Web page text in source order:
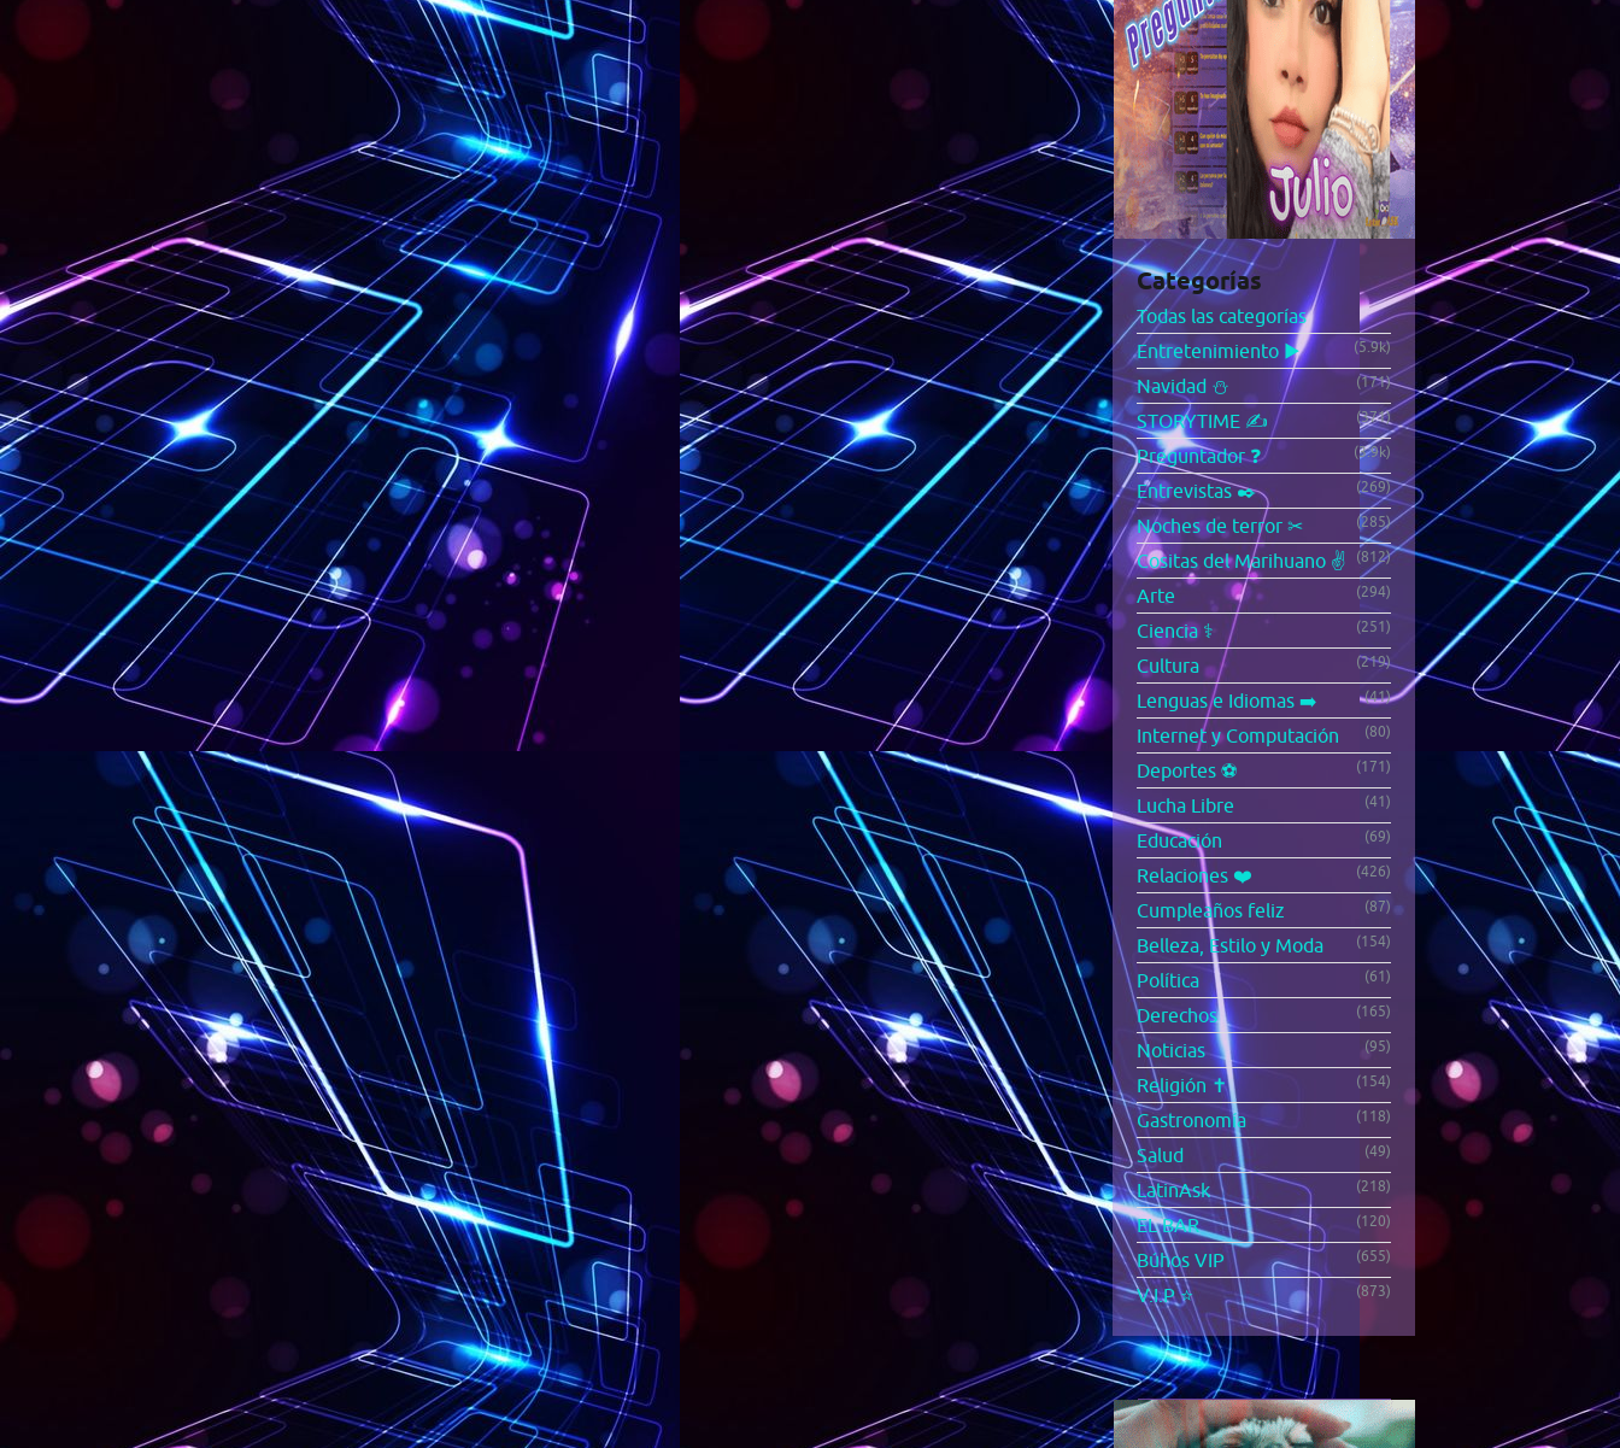
Categorías
Todas las categorías
Entretenimiento ▶️
(5.9k)
Navidad ⛄ (171)
STORYTIME ✍️ (371)
Preguntador ❓ (3.9k)
Entrevistas ✒️ (269)
Noches de terror ✂ (285)
Cositas del Marihuano ✌️ (812)
Arte (294)
Ciencia ⚕️ (251)
Cultura (219)
Lenguas e Idiomas ➡️ (41)
Internet y Computación (80)
Deportes ⚽ (171)
Lucha Libre (41)
Educación (69)
Relaciones ❤️ (426)
Cumpleaños feliz (87)
Belleza, Estilo y Moda (154)
Política (61)
Derechos (165)
Noticias (95)
Religión ✝️ (154)
Gastronomía (118)
Salud (49)
LatinAsk (218)
EL BAR (120)
Búhos VIP (655)
V.I.P ⭐ (873)